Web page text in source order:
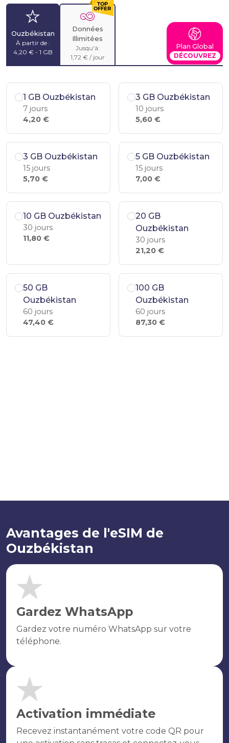
Ouzbékistan
À partir de :
4,20 € - 1 GB
Données
Illimitées
Jusqu'à:
1,72 € / jour
Plan Global
DÉCOUVREZ
1 GB Ouzbékistan
7 jours
4,20 €
3 GB Ouzbékistan
10 jours
5,60 €
3 GB Ouzbékistan
15 jours
5,70 €
5 GB Ouzbékistan
15 jours
7,00 €
10 GB Ouzbékistan
30 jours
11,80 €
20 GB
Ouzbékistan
30 jours
21,20 €
50 GB
Ouzbékistan
60 jours
47,40 €
100 GB
Ouzbékistan
60 jours
87,30 €
Avantages de l'eSIM de
Ouzbékistan
Gardez WhatsApp
Gardez votre numéro WhatsApp sur votre
téléphone.
Activation immédiate
Recevez instantanément votre code QR pour